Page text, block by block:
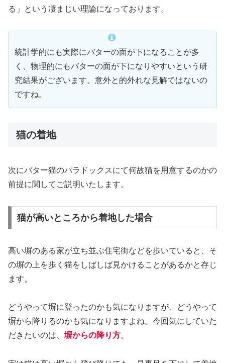
る」という凄まじい理論になっております。
統計学的にも実際にバターの面が下になることが多
く、物理的にもバターの面が下になりやすいという研
究結果がございます。意外と的外れな見解ではないの
ですね。
猫の着地
次にバター猫のパラドックスにて何故猫を用意するのかの
前提に関してご説明いたします。
猫が高いところから着地した場合
高い塀のある家が立ち並ぶ住宅街などを歩いていると、そ
の塀の上を歩く猫をしばしば見かけることがあるかと存じ
ます。
どうやって塀に登ったのかも気になりますが、どうやって
塀から降りるのかも気になりますよね。今回気にしていた
だきたいのは、 塀からの降り方。